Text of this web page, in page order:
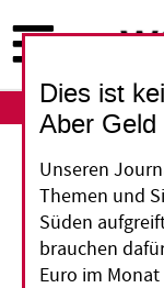
zum
Inhalt
Kein
28. März 2009
Dies ist
Aber
Unseren
Themen und
Süden
brauchen
Euro im